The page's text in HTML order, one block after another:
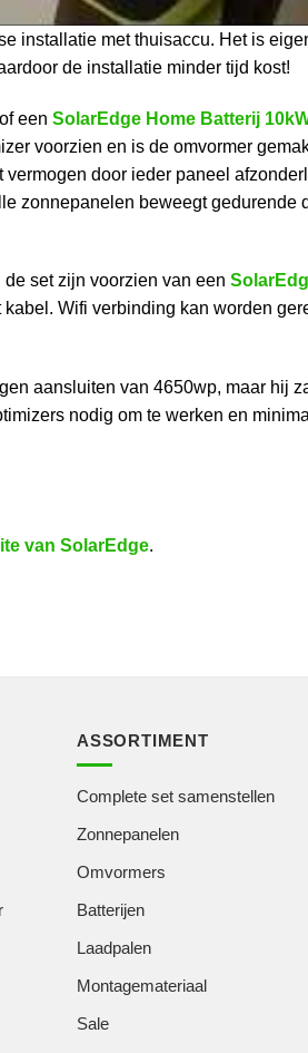
installatie met thuisaccu. Het is
de installatie minder tijd kost!
of een SolarEdge Home Batterij
voorzien en is de omvormer
door ieder paneel
zonnepanelen beweegt gedurende
set zijn voorzien van een
Wifi verbinding kan worden
aansluiten van 4650wp, maar hij
nodig om te werken en
van SolarEdge.
ASSORTIMENT
Complete set samenstellen
Zonnepanelen
Omvormers
Batterijen
Laadpalen
Montagemateriaal
Sale